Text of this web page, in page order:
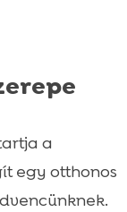
a
egy otthonos